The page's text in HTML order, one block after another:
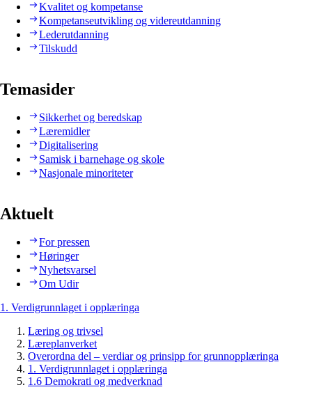
Kvalitet og kompetanse
Kompetanseutvikling og videreutdanning
Lederutdanning
Tilskudd
Temasider
Sikkerhet og beredskap
Læremidler
Digitalisering
Samisk i barnehage og skole
Nasjonale minoriteter
Aktuelt
For pressen
Høringer
Nyhetsvarsel
Om Udir
1. Verdigrunnlaget i opplæringa
Læring og trivsel
Læreplanverket
Overordna del – verdiar og prinsipp for grunnopplæringa
1. Verdigrunnlaget i opplæringa
1.6 Demokrati og medverknad